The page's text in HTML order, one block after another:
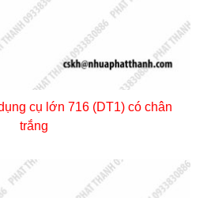
cụ lớn 716 (DT1) có chân
trắng